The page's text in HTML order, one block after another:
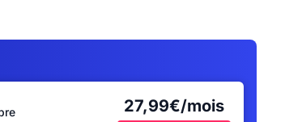
27,99€/mois